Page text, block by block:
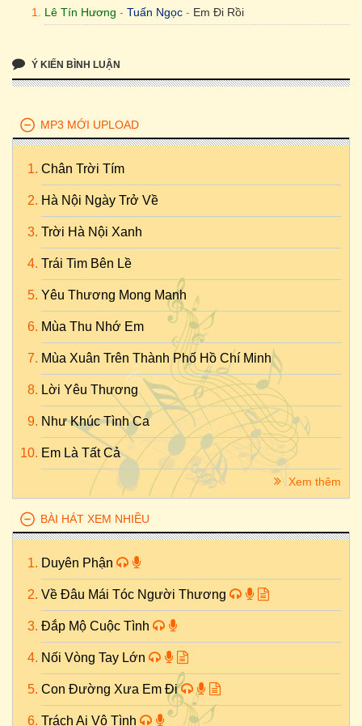
Lê Tín Hương - Tuấn Ngọc - Em Đi Rồi
Ý KIẾN BÌNH LUẬN
MP3 MỚI UPLOAD
Chân Trời Tím
Hà Nội Ngày Trở Về
Trời Hà Nội Xanh
Trái Tim Bên Lề
Yêu Thương Mong Manh
Mùa Thu Nhớ Em
Mùa Xuân Trên Thành Phố Hồ Chí Minh
Lời Yêu Thương
Như Khúc Tình Ca
Em Là Tất Cả
Xem thêm
BÀI HÁT XEM NHIỀU
Duyên Phận
Về Đâu Mái Tóc Người Thương
Đắp Mộ Cuộc Tình
Nối Vòng Tay Lớn
Con Đường Xưa Em Đi
Trách Ai Vô Tình